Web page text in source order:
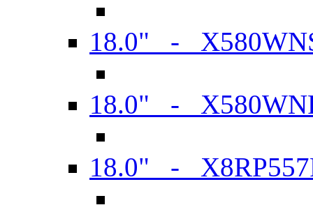
18.0" -
18.0" -
18.0" -